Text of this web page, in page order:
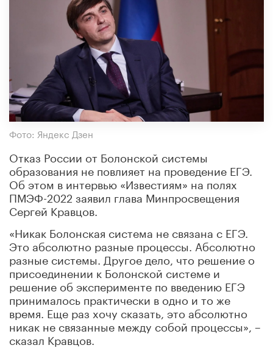
Фото: Яндекс Дзен
Отказ России от Болонской системы
образования не повлияет на проведение ЕГЭ.
Об этом в интервью «Известиям» на полях
ПМЭФ-2022 заявил глава Минпросвещения
Сергей Кравцов.
«Никак Болонская система не связана с ЕГЭ.
Это абсолютно разные процессы. Абсолютно
разные системы. Другое дело, что решение о
присоединении к Болонской системе и
решение об эксперименте по введению ЕГЭ
принималось практически в одно и то же
время. Еще раз хочу сказать, это абсолютно
никак не связанные между собой процессы», –
сказал Кравцов.